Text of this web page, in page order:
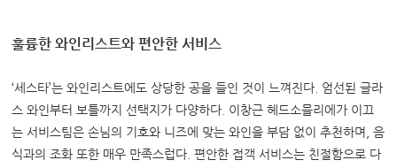
훌륭한 와인리스트와 편안한 서비스
‘세스타’는 와인리스트에도 상당한 공을 들인 것이 느껴진다. 엄선된 글라
스 와인부터 보틀까지 선택지가 다양하다. 이창근 헤드소믈리에가 이끄
는 서비스팀은 손님의 기호와 니즈에 맞는 와인을 부담 없이 추천하며,
음
식과의 조화 또한 매우 만족스럽다. 편안한 접객 서비스는 친절함으로 다